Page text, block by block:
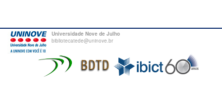
Universidade Nove de Julho
bibliotecatede@uninove.br